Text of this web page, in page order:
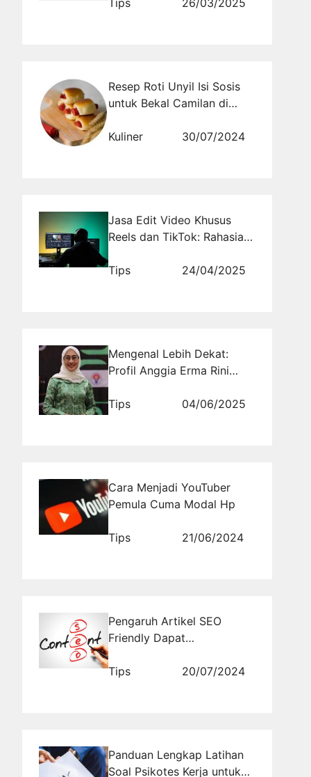
Resep Roti Unyil Isi Sosis
untuk Bekal Camilan di
Indonesia dengan Cita Rasa
Kuliner 30/07/2024
Jasa Edit Video Khusus
Reels dan TikTok: Rahasia
Scroll
Tips 24/04/2025
Mengenal Lebih Dekat:
Profil Anggia Erma Rini
Jawa Timur VI
Tips 04/06/2025
Cara Menjadi YouTuber
Pemula Cuma Modal Hp
Tips 21/06/2024
Pengaruh Artikel SEO
Friendly Dapat
Website
Tips 20/07/2024
Panduan Lengkap Latihan
Soal Psikotes Kerja untuk